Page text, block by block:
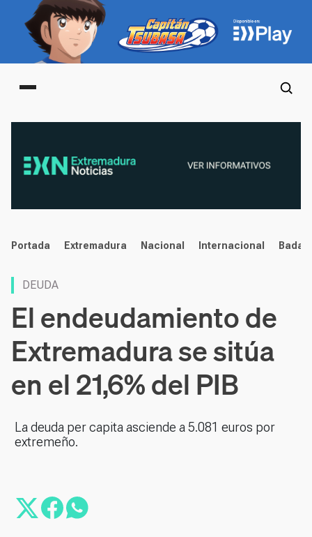
Main menu
noticias
Portada Extremadura Nacional Internacional
DEUDA
El endeudamiento de
Extremadura se sitúa
en el 21,6% del PIB
La deuda per capita asciende a 5.081 euros por
extremeño.